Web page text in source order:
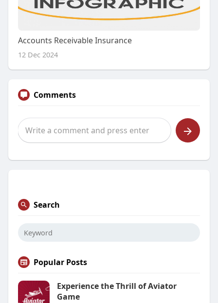
Accounts Receivable Insurance
12 Dec 2024
Comments
Search
Popular Posts
Experience the Thrill of Aviator
Game